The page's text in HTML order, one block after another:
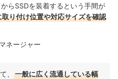
らSSDを装着するという手間が
取り付け位置や対応サイズを確認
ネージャー
、
一般に広く流通している幅